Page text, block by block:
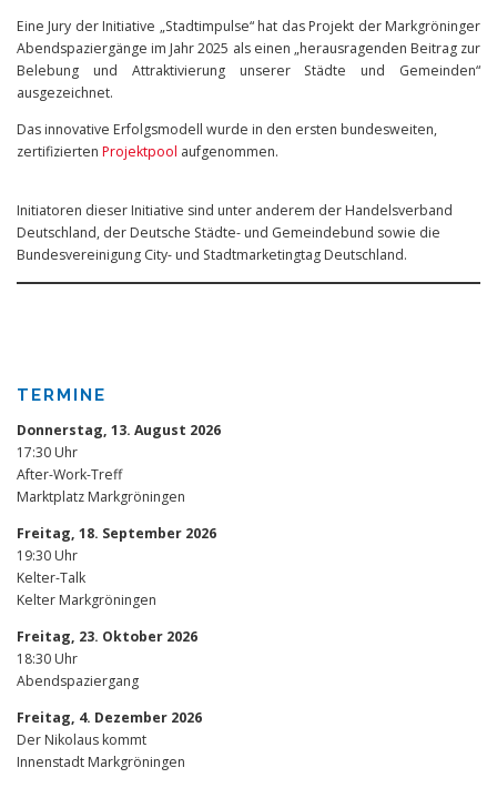
Eine Jury der Initiative „Stadtimpulse“ hat das Projekt der Markgröninger
Abendspaziergänge im Jahr 2025 als einen „herausragenden Beitrag zur
Belebung und Attraktivierung unserer Städte und Gemeinden“
ausgezeichnet.
Das innovative Erfolgsmodell wurde in den ersten bundesweiten,
zertifizierten Projektpool aufgenommen.
Initiatoren dieser Initiative sind unter anderem der Handelsverband
Deutschland, der Deutsche Städte- und Gemeindebund sowie die
Bundesvereinigung City- und Stadtmarketingtag Deutschland.
TERMINE
Donnerstag, 13. August 2026
17:30 Uhr
After-Work-Treff
Marktplatz Markgröningen
Freitag, 18. September 2026
19:30 Uhr
Kelter-Talk
Kelter Markgröningen
Freitag, 23. Oktober 2026
18:30 Uhr
Abendspaziergang
Freitag, 4. Dezember 2026
Der Nikolaus kommt
Innenstadt Markgröningen